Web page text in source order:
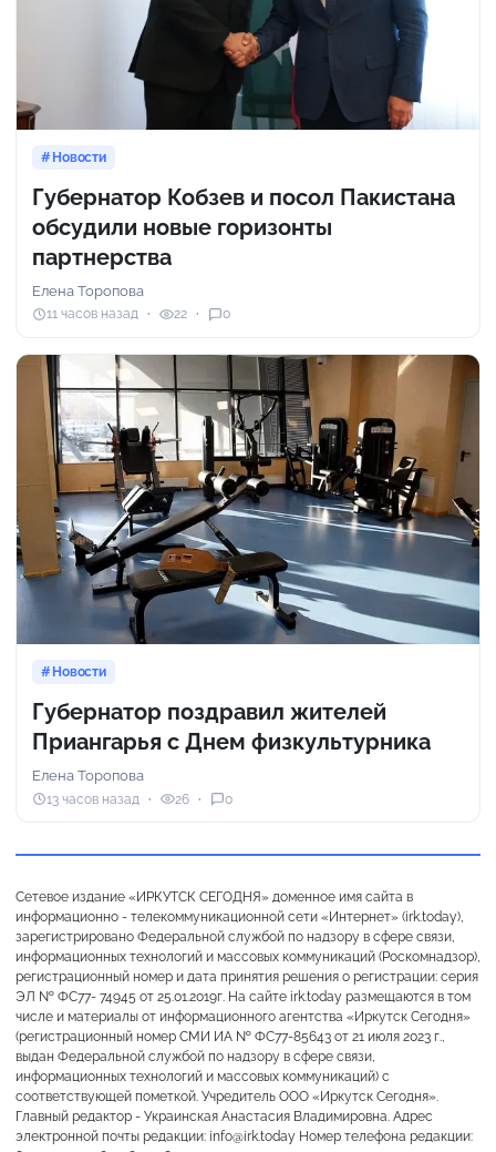
Новости
Губернатор Кобзев и посол Пакистана
обсудили новые горизонты
партнерства
Елена Торопова
11 часов назад 22 0
Новости
Губернатор поздравил жителей
Приангарья с Днем физкультурника
Елена Торопова
13 часов назад 26 0
Сетевое издание «ИРКУТСК СЕГОДНЯ» доменное имя сайта в
информационно - телекоммуникационной сети «Интернет» (irk.today),
зарегистрировано Федеральной службой по надзору в сфере связи,
информационных технологий и массовых коммуникаций (Роскомнадзор),
регистрационный номер и дата принятия решения о регистрации: серия
ЭЛ № ФС77- 74945 от 25.01.2019г. На сайте irk.today размещаются в том
числе и материалы от информационного агентства «Иркутск Сегодня»
(регистрационный номер СМИ ИА № ФС77-85643 от 21 июля 2023 г.,
выдан Федеральной службой по надзору в сфере связи,
информационных технологий и массовых коммуникаций) с
соответствующей пометкой. Учредитель ООО «Иркутск Сегодня».
Главный редактор - Украинская Анастасия Владимировна. Адрес
электронной почты редакции: info@irk.today Номер телефона редакции: